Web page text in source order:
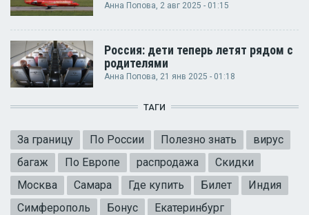
Анна Попова , 2 авг 2025 - 01:15
Россия: дети теперь летят рядом с
родителями
Анна Попова, 21 янв 2025 - 01:18
ТАГИ
За границу По России Полезно знать
вирус
багаж
По Европе распродажа
Скидки
Москва
Самара Где купить Билет
Индия
Симферополь
Бонус
Екатеринбург